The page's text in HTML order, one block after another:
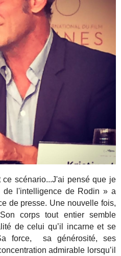
scénario...J'ai pensé que je
de l'intelligence de Rodin » a
de presse. Une nouvelle fois,
corps tout entier semble
de celui qu’il incarne et se
force, sa générosité, ses
admirable lorsqu’il